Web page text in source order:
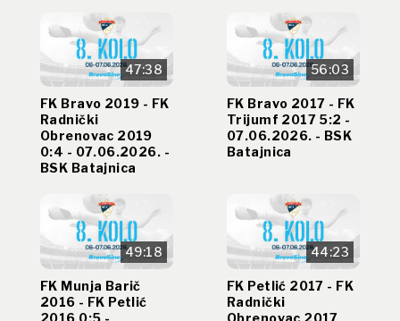
47:38
FK Bravo 2019 - FK
Radnički
Obrenovac 2019
0:4 - 07.06.2026. -
BSK Batajnica
56:03
FK Bravo 2017 - FK
Trijumf 2017 5:2 -
07.06.2026. - BSK
Batajnica
49:18
FK Munja Barič
2016 - FK Petlić
2016 0:5 -
44:23
FK Petlić 2017 - FK
Radnički
Obrenovac 2017